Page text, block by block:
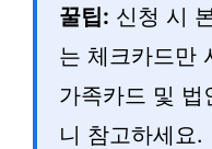
꿀팁: 신청 시
는 체크카드만
가족카드 및 법
니 참고하세요.